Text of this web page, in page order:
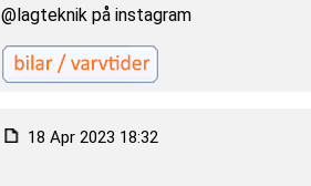
@lagteknik på instagram
18 Apr 2023 18:32